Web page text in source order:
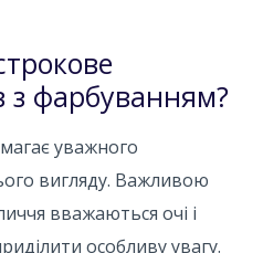
з фарбуванням?
уважного
вигляду. Важливою
вважаються очі і
особливу увагу.